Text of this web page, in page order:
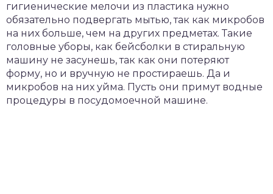
гигиенические мелочи из пластика нужно
обязательно подвергать мытью, так как микробов
на них больше, чем на других предметах. Такие
головные уборы, как бейсболки в стиральную
машину не засунешь, так как они потеряют
форму, но и вручную не простираешь. Да и
микробов на них уйма. Пусть они примут водные
процедуры в посудомоечной машине.